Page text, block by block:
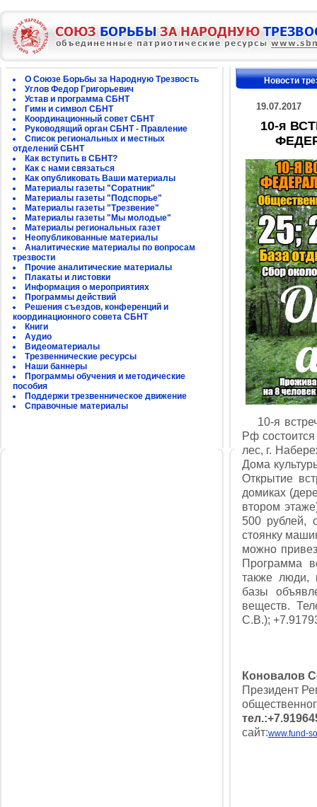
О Союзе Борьбы за Народную Трезвость
Углов Федор Григорьевич
Устав и программа СБНТ
Гимн и символ СБНТ
Координационный совет СБНТ
Руководящий орган СБНТ - Правление
Список региональных и местных
отделений СБНТ
Как вступить в СБНТ?
Как с нами связаться
Как опубликовать Ваши материалы
Материалы газеты "Соратник"
Материалы газеты "Подспорье"
Материалы газеты "Трезвение"
Материалы газеты "Мы молодые"
Материалы региональных газет
Неопубликованные материалы
Аналитические материалы по вопросам
трезвости
Прочие аналитические материалы
Плакаты и листовки
Информация о мероприятиях
Программы действий
Решения съездов, конференций и
координационного совета СБНТ
Книги
Аудио
Видеоматериалы
Трезвеннические ресурсы
Наши баннеры
Программы обучения и методические
пособия
Поддержи трезвенническое движение
Справочные материалы
Новости
19.07.2017
10-я
10-я
Рф
лес, г.
Дома
Открытие
домиках
втором
500 рублей,
стоянку
можно
Программа
также люди,
базы
веществ.
С.В.);
Коновалов
Президент
сайт:www.fund-